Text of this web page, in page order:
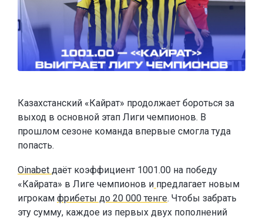
Казахстанский «Кайрат» продолжает бороться за
выход в основной этап Лиги чемпионов. В
прошлом сезоне команда впервые смогла туда
попасть.
Oinabet даёт коэффициент 1001.00 на победу
«Кайрата» в Лиге чемпионов и предлагает новым
игрокам фрибеты до 20 000 тенге. Чтобы забрать
эту сумму, каждое из первых двух пополнений